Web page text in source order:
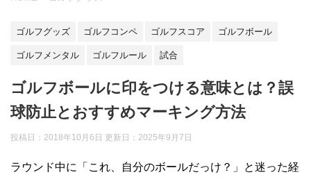
ゴルフグッズ ゴルフコンペ ゴルフスコア ゴルフボール
ゴルフメンタル ゴルフルール 試合
ゴルフボールに印をつける意味とは？誤
球防止とおすすめマーキング方法
投稿日：2018年10月6日 更新日： 2025年9月7日
ラウンド中に「これ、自分のボールだっけ？」と迷った経